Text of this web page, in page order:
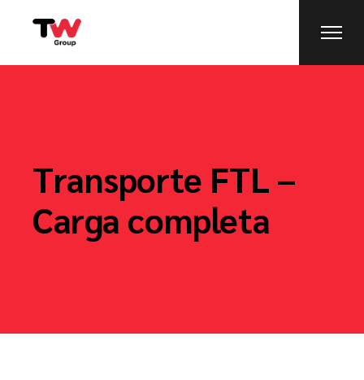
Transporte FTL –
Carga completa